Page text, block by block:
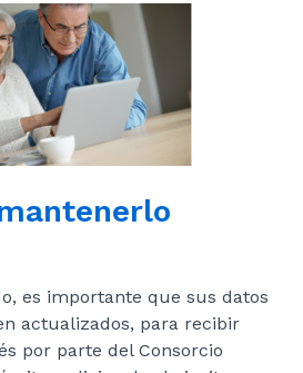
es importante que sus datos
actualizados, para recibir
por parte del Consorcio